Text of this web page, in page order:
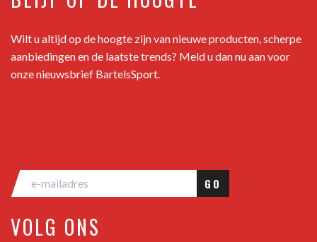
Wilt u altijd op de hoogte zijn van nieuwe producten, scherpe
aanbiedingen en de laatste trends? Meld u dan nu aan voor
onze nieuwsbrief BartelsSport.
GO
VOLG ONS